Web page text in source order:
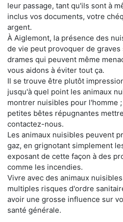
leur passage, tant qu'ils sont à
inclus vos documents, votre
argent.
À Aiglemont, la présence des
de vie peut provoquer de
drames qui peuvent même
vous aidons à éviter tout ça.
Il se trouve être plutôt
jusqu'à quel point les animaux
montrer nuisibles pour l'homme
petites bêtes répugnantes
contactez-nous.
Les animaux nuisibles peuvent
gaz, en grignotant simplement
exposant de cette façon à des
comme les incendies.
Vivre avec des animaux
multiples risques d'ordre
avoir une grosse influence sur
santé générale.